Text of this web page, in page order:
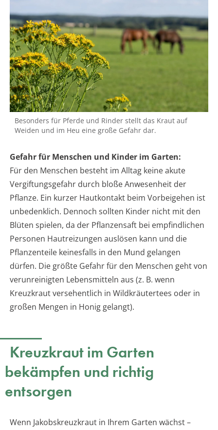
Besonders für Pferde und Rinder stellt das Kraut auf
Weiden und im Heu eine große Gefahr dar.
Gefahr für Menschen und Kinder im Garten:
Für den Menschen besteht im Alltag keine akute
Vergiftungsgefahr durch bloße Anwesenheit der
Pflanze. Ein kurzer Hautkontakt beim Vorbeigehen ist
unbedenklich. Dennoch sollten Kinder nicht mit den
Blüten spielen, da der Pflanzensaft bei empfindlichen
Personen Hautreizungen auslösen kann und die
Pflanzenteile keinesfalls in den Mund gelangen
dürfen. Die größte Gefahr für den Menschen geht von
verunreinigten Lebensmitteln aus (z. B. wenn
Kreuzkraut versehentlich in Wildkräutertees oder in
großen Mengen in Honig gelangt).
Kreuzkraut im Garten
bekämpfen und richtig
entsorgen
Wenn Jakobskreuzkraut in Ihrem Garten wächst –